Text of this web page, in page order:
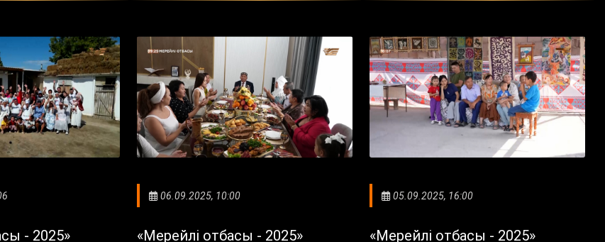
- 2025»
06.09.2025, 10:00
«Мерейлі отбасы - 2025»
05.09.2025, 16:00
«Мерейлі отбасы - 2025»